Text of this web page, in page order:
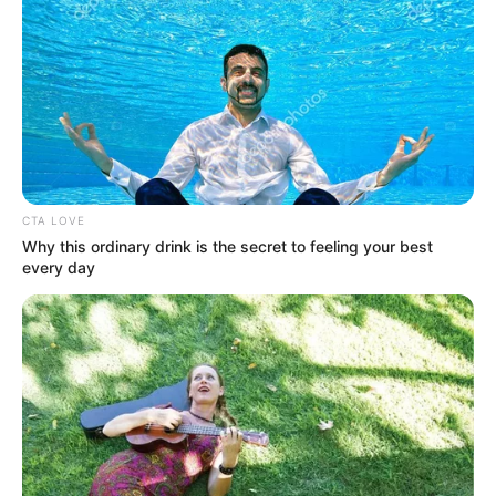
CTA LOVE
Why this ordinary drink is the secret to feeling your best
every day